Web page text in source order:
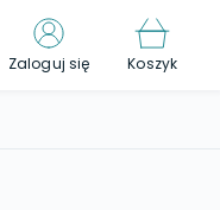
Zaloguj się Koszyk